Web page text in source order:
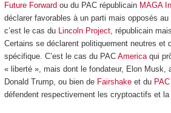
Future Forward ou du PAC républicain MAGA
déclarer favorables à un parti mais opposés
c’est le cas du Lincoln Project, républicain
Certains se déclarent politiquement neutres et
spécifique. C’est le cas du PAC Americaqui
« liberté », mais dont le fondateur, Elon Musk,
Donald Trump, ou bien de Fairshakeet du
défendent respectivement les cryptoactifs et la